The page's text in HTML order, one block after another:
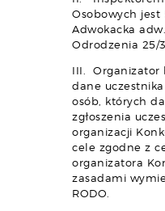
Osobowych jest
Adwokacka
Odrodzenia 25/
III. Organizator
dane
osób, których
zgłoszenia
organizacji
cele zgodne z
organizatora
zasadami
RODO.